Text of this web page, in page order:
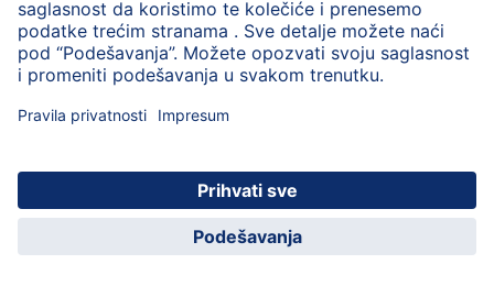
Impresum
O HiPP Kontakt
© 2026 HiPP
HiPP Kinder App